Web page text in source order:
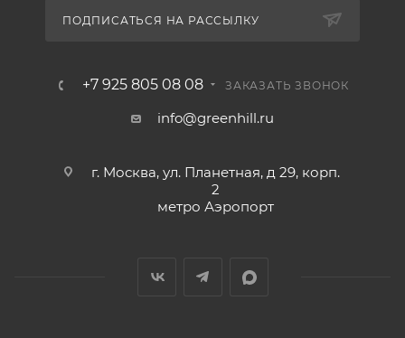
ПОДПИСАТЬСЯ НА РАССЫЛКУ
+7 925 805 08 08 ЗАКАЗАТЬ ЗВОНОК
info@greenhill.ru
г. Москва, ул. Планетная, д 29, корп.
2
метро Аэропорт